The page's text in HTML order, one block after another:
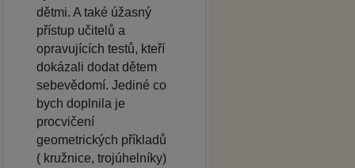
dětmi. A také úžasný
přístup učitelů a
opravujících testů, kteří
dokázali dodat dětem
sebevědomí. Jediné co
bych doplnila je
procvičení
geometrických příkladů
( kružnice, trojúhelníky)